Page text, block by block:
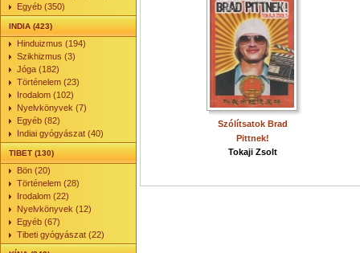
Egyéb (350)
INDIA (423)
Hinduizmus (194)
Szikhizmus (3)
Jóga (182)
Történelem (23)
Irodalom (102)
Nyelvkönyvek (7)
Egyéb (82)
Indiai gyógyászat (40)
TIBET (130)
Bön (20)
Történelem (28)
Irodalom (22)
Nyelvkönyvek (12)
Egyéb (67)
Tibeti gyógyászat (22)
Szólítsatok Brad
Pittnek!
Tokaji Zsolt